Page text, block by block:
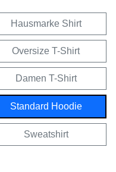
Hausmarke Shirt
Oversize T-Shirt
Damen T-Shirt
Standard Hoodie
Sweatshirt